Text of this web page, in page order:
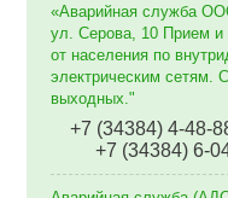
«Аварийная служба
ул. Серова, 10 Прием и
от населения по
электрическим сетям.
выходных."
+7 (34384) 4-48-
+7 (34384) 6-